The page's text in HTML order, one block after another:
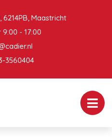
6214PB, Maastricht
9:00 - 17:00
3560404